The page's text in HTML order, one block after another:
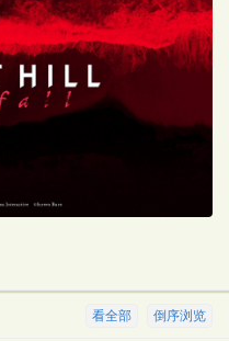
倒序浏览
看全部